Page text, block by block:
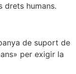
drets humans.
de suport de
per exigir la